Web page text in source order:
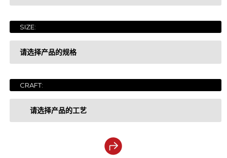
白石系列 WHITE STONE COLLECTION
奢石系列 LUXURY COLLECTION
宝石系列
玉石系列 ONYX COLLECTION
SIZE:
请选择产品的规格
1200x2700x6mm
1200x3200x6mm
CRAFT:
请选择产品的工艺